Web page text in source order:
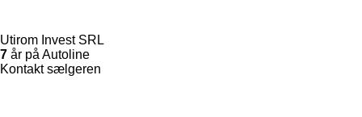
Utirom Invest SRL
7 år på Autoline
Kontakt sælgeren